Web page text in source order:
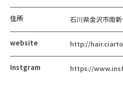
住所 石川県金沢市南
website http://
Instgram https://